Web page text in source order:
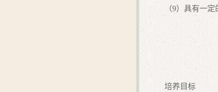
（9）具有一
培养目标